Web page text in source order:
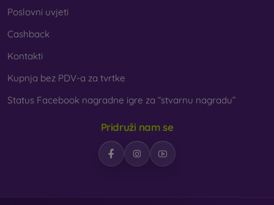
Poslovni uvjeti
Cashback
Kontakti
Kupnja bez PDV-a za tvrtke
Status Facebook nagradne igre za “stvarnu nagradu”
Pridruži nam se